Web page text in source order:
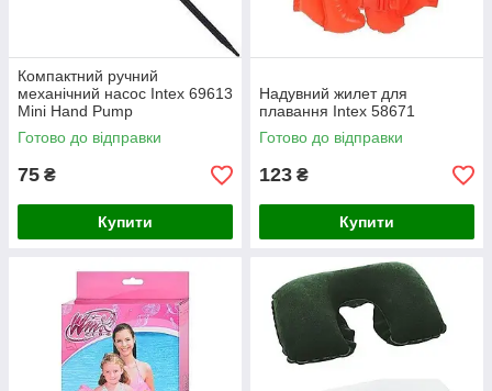
Компактний ручний
механічний насос Intex 69613
Mini Hand Pump
Готово до відправки
75 ₴
Купити
Надувний жилет для
плавання Intex 58671
Готово до відправки
123 ₴
Купити